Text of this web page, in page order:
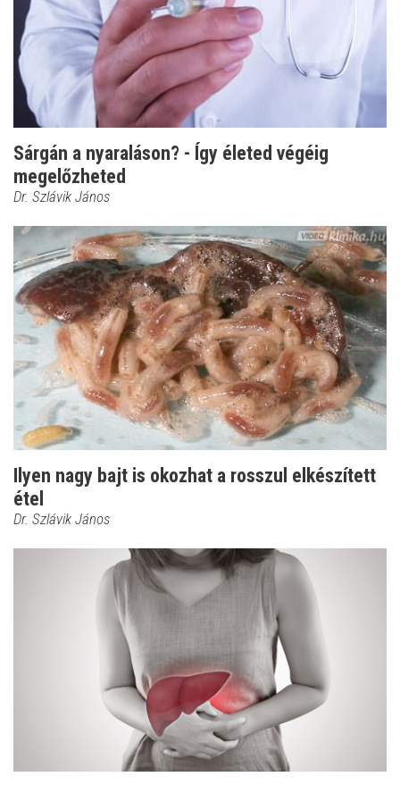
Sárgán a nyaraláson? - Így életed végéig
megelőzheted
Dr. Szlávik János
Ilyen nagy bajt is okozhat a rosszul elkészített
étel
Dr. Szlávik János